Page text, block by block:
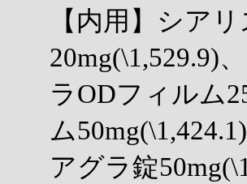
【内用】シア
20mg(\1,529.9)
ラODフィルム
ム
アグラ錠